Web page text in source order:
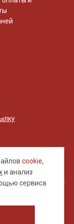
cookie,
и анализ
сервиса